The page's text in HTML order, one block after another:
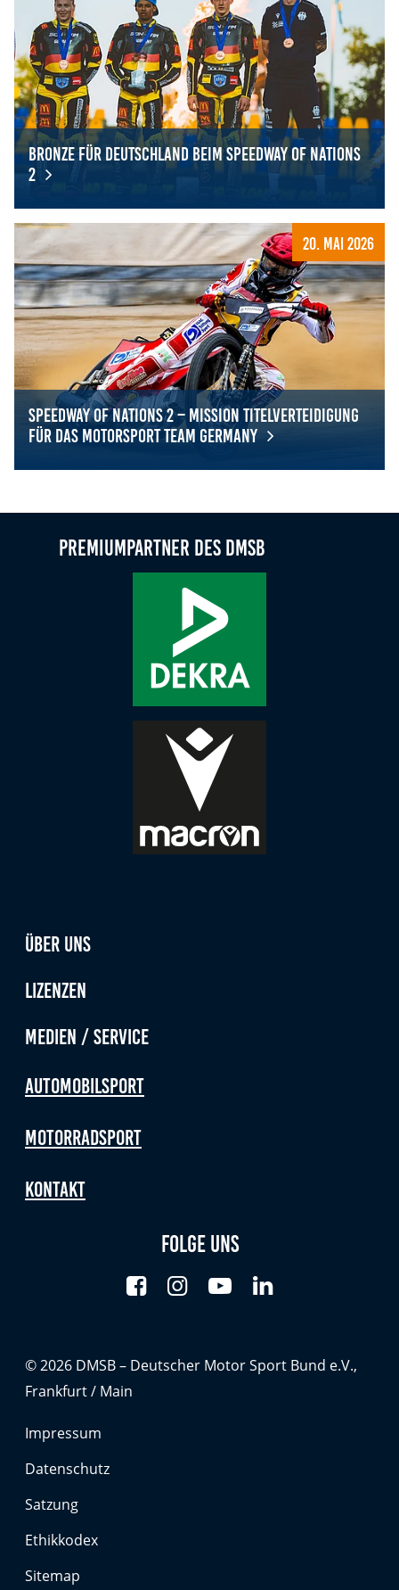
Bronze für Deutschland beim Speedway of Nations
2
Bronze für Deutschland beim Speedway of Nations 2
20. Mai 2026
Speedway of Nations 2 – Mission Titelverteidigung
für das Motorsport Team Germany
Premiumpartner des DMSB
Über uns
Lizenzen
Medien / Service
Automobilsport
Motorradsport
Kontakt
Folge uns
© 2026 DMSB – Deutscher Motor Sport Bund e.V.,
Frankfurt / Main
Impressum
Datenschutz
Satzung
Ethikkodex
Sitemap